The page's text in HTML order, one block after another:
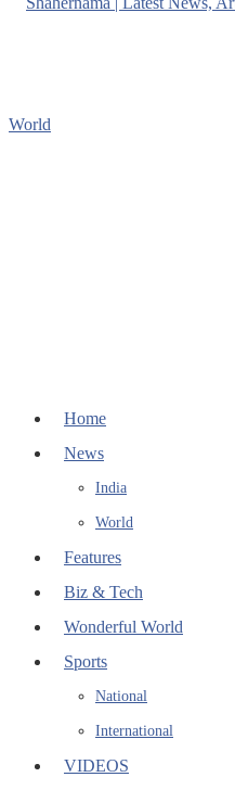
Home
News
India
World
Features
Biz & Tech
Wonderful World
Sports
National
International
VIDEOS